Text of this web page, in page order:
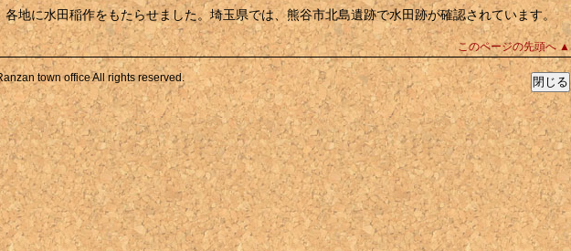
地に水田稲作をもたらせました。埼玉県では、熊谷市北島遺跡で水田跡が確認されています。
このページの先頭へ ▲
town office All rights reserved.